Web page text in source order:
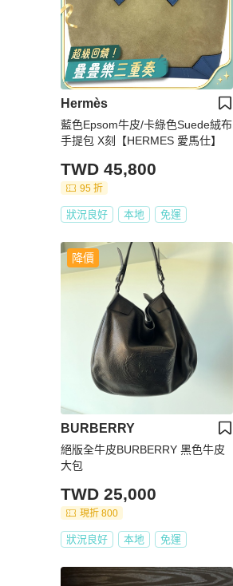
Hermès
藍色Epsom牛皮/卡綠色Suede絨布
手提包 X刻【HERMES 愛馬仕】
TWD 45,800
95 折
狀況良好 本地 免運
降價
BURBERRY
絕版全牛皮BURBERRY 黑色牛皮
大包
TWD 25,000
現折 800
狀況良好 本地 免運